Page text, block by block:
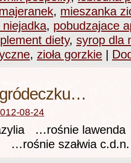
, mieszanka
, pobudzajace
diety, syrop dla
, zioła gorzkie |
08-24
…rośnie
…rośnie szałwia